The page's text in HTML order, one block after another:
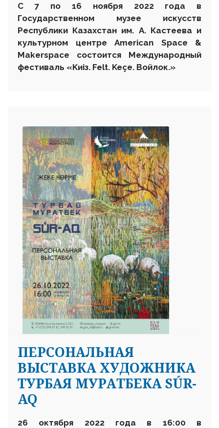
С 7 по 16 ноября 2022 года в
Государственном музее искусств
Республики Казахстан им. А. Кастеева и
культурном центре American Space &
Makerspace
состоится Международный
фестиваль «Kиiз. Felt. Keçe. Войлок.»
ПЕРСОНАЛЬНАЯ
ВЫСТАВКА ХУДОЖНИКА
ТУРБАЯ МУРАТБЕКА SÚR-
AQ
26 октября 2022 года в 16:00 в